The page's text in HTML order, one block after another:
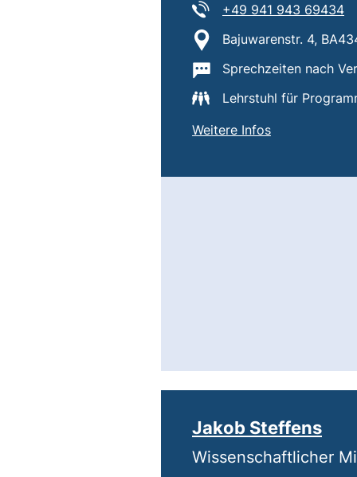
Tel:
+49 941 943 69434
Standort:
Bajuwarenstr. 4,
Wichtige
Sprechzeiten nach
Lehrstuhl für
Weitere Infosvon
Michael
Jakob Steffens
Wissenschaftlicher